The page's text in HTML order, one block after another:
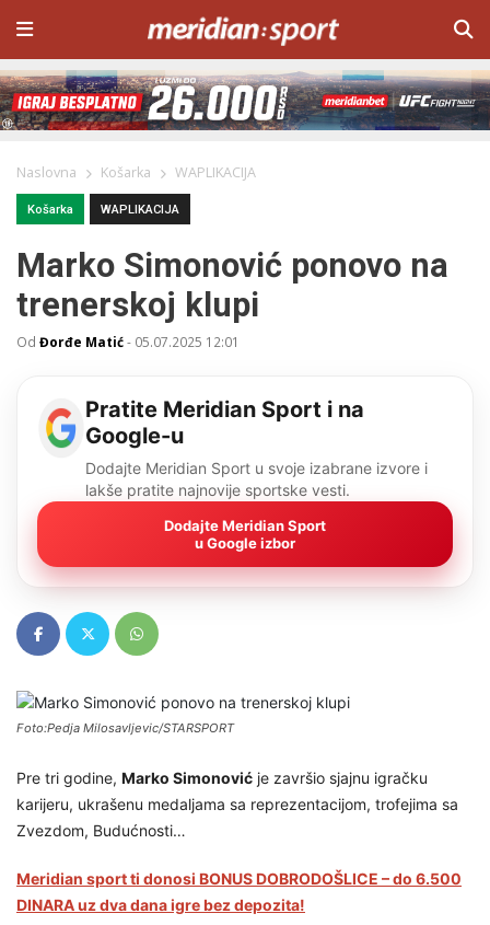
Naslovna Košarka WAPLIKACIJA
Košarka WAPLIKACIJA
Marko Simonović ponovo na
trenerskoj klupi
Od Đorđe Matić- 05.07.2025 12:01
Pratite Meridian Sport i na
Google-u
Dodajte Meridian Sport u svoje izabrane izvore i
lakše pratite najnovije sportske vesti.
Dodajte Meridian Sport
u Google izbor
Foto:Pedja Milosavljevic/STARSPORT
Pre tri godine, Marko Simonović je završio sjajnu igračku
karijeru, ukrašenu medaljama sa reprezentacijom, trofejima sa
Zvezdom, Budućnosti…
Meridian sport ti donosi BONUS DOBRODOŠLICE – do 6.500
DINARA uz dva dana igre bez depozita!